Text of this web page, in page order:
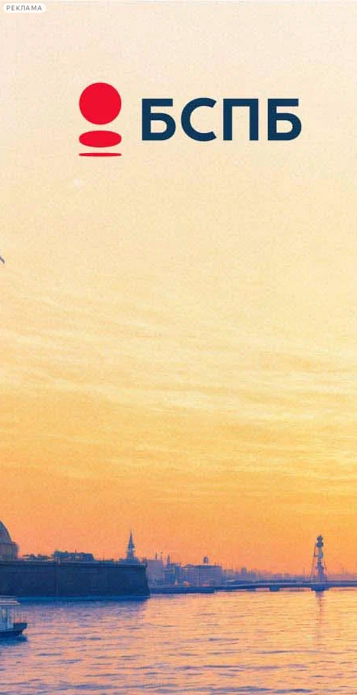
РЕКЛАМА
Сегодня:
2026.08.08
07:03
Афиша Plus
«Юморист» Михаила Идова:
Диалог с фейсбуком